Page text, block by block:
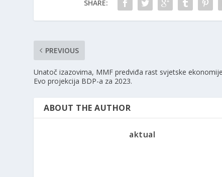
SHARE:
PREVIOUS
Unatoč izazovima, MMF predviđa rast svjetske
Evo projekcija BDP-a za 2023.
ABOUT THE AUTHOR
aktual